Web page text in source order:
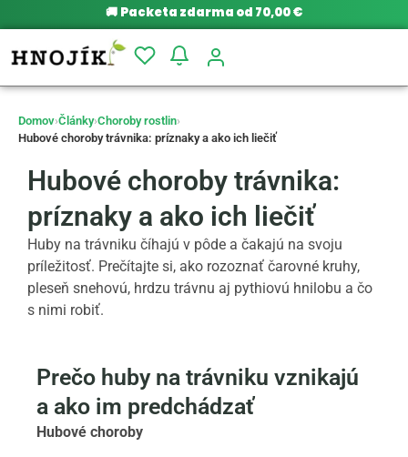
🚚 Packeta zdarma od 70,00 €
Domov›Články›Choroby rostlin›
Hubové choroby trávnika: príznaky a ako ich liečiť
Hubové choroby trávnika:
príznaky a ako ich liečiť
Huby na trávniku číhajú v pôde a čakajú na svoju
príležitosť. Prečítajte si, ako rozoznať čarovné kruhy,
pleseň snehovú, hrdzu trávnu aj pythiovú hnilobu a čo
s nimi robiť.
Prečo huby na trávniku vznikajú
a ako im predchádzať
Hubové choroby